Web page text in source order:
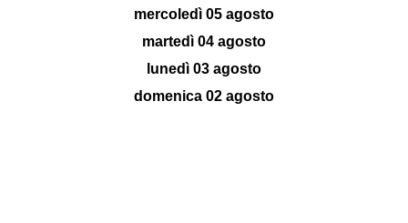
mercoledì 05 agosto
martedì 04 agosto
lunedì 03 agosto
domenica 02 agosto